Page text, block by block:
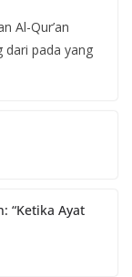
Al-Qur’an
dari pada yang
“Ketika Ayat